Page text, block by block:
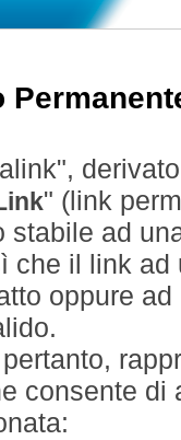
" (link
stabile ad
che il link
oppure
consente